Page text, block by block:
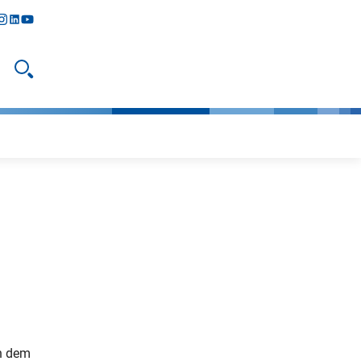
linkedIn
youtube
Suche öffnen
dem